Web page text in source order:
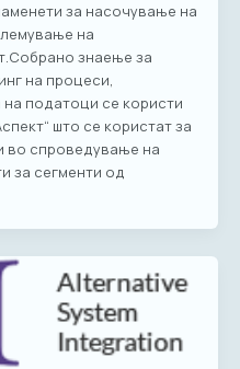
за насочување на
на
знаење за
на процеси,
на податоци се користи
што се користат за
во спроведување на
за сегменти од